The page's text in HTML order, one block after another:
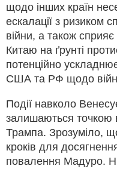
щодо інших країн
ескалації з ризиком
війни, а також
Китаю на ґрунті
потенційно
США та РФ щодо
Події навколо
залишаються точкою
Трампа. Зрозуміло,
кроків для
повалення Мадуро.